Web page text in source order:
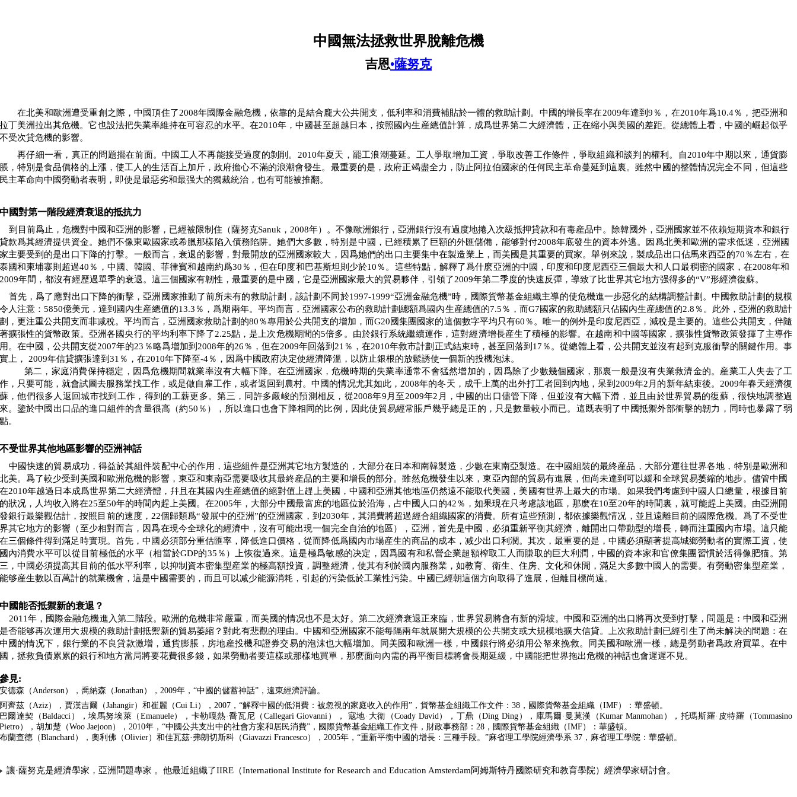
中國無法拯救世界脫離危機
吉恩•薩努克
在北美和歐洲遭受重創之際，中國頂住了2008年國際金融危機，依靠的是結合龐大公共開支，低利率和消費補貼於一體的救助計劃。中國的增長率在2009年達到9 ％，在2010年爲10.4％，把亞洲和
丁美洲拉出其危機。它也設法把失業率維持在可容忍的水平。在2010年，中國甚至超越日本，按照國內生産總值計算，成爲世界第二大經濟體，正在縮小與美國的差距。從總體上看，中國的崛起似乎
受次貸危機的影響。
再仔細一看，真正的問題擺在前面。中國工人不再能接受過度的剝削。 2010年夏天，罷工浪潮蔓延。工人爭取增加工資，爭取改善工作條件，爭取組織和談判的權利。自2010年中期以來，通貨膨
，特別是食品價格的上漲，使工人的生活百上加斤，政府擔心不滿的浪潮會發生。最重要的是，政府正竭盡全力，防止阿拉伯國家的任何民主革命蔓延到這裏。雖然中國的整體情况完全不同，但這些
主革命向中國勞動者表明，即使是最惡劣和最强大的獨裁統治，也有可能被推翻。
國對第一階段經濟衰退的抵抗力
到目前爲止，危機對中國和亞洲的影響，已經被限制住（薩努克Sanuk ， 2008年）。不像歐洲銀行，亞洲銀行沒有過度地捲入次級抵押貸款和有毒産品中。除韓國外，亞洲國家並不依賴短期資本和銀行
款爲其經濟提供資金。她們不像東歐國家或希臘那樣陷入債務陷阱。她們大多數，特別是中國，已經積累了巨額的外匯儲備，能够對付2008年底發生的資本外逃。因爲北美和歐洲的需求低迷，亞洲國
主要受到的是出口下降的打擊。一般而言，衰退的影響，對最開放的亞洲國家較大，因爲她們的出口主要集中在製造業上，而美國是其重要的買家。舉例來說，製成品出口佔馬來西亞的70 ％左右，在
國和柬埔寨則超過40 ％，中國、韓國、菲律賓和越南約爲30 ％，但在印度和巴基斯坦則少於10 ％。這些特點，解釋了爲什麽亞洲的中國，印度和印度尼西亞三個最大和人口最稠密的國家，在2008年和
年間，都沒有經歷過單季的衰退。這三個國家有韌性，最重要的是中國，它是亞洲國家最大的貿易夥伴，引領了2009年第二季度的快速反彈，導致了比世界其它地方强得多的“V”形經濟復蘇。
首先，爲了應對出口下降的衝擊，亞洲國家推動了前所未有的救助計劃，該計劃不同於1997-1999“亞洲金融危機”時，國際貨幣基金組織主導的使危機進一步惡化的結構調整計劃。中國救助計劃的規模
人注意： 5850億美元，達到國內生産總值的13.3 ％，爲期兩年。平均而言，亞洲國家公布的救助計劃總額爲國內生産總值的7.5 ％，而G7國家的救助總額只佔國內生産總值的2.8 ％。此外，亞洲的救助計
，更注重公共開支而非减稅。平均而言，亞洲國家救助計劃的80 ％專用於公共開支的增加，而G20國集團國家的這個數字平均只有60 ％。唯一的例外是印度尼西亞，減稅是主要的。這些公共開支，伴隨
擴張性的貨幣政策。亞洲各國央行的平均利率下降了2.25點，是上次危機期間的5倍多。由於銀行系統繼續運作，這對經濟增長産生了積極的影響。在越南和中國等國家，擴張性貨幣政策發揮了主導作
。在中國，公共開支從2007年的23 ％略爲增加到 2008年的26 ％，但在2009年回落到 21 ％，在2010年救市計劃正式結束時，甚至回落到 17 ％。從總體上看，公共開支並沒有起到克服衝擊的關鍵作用。事
上，
2009年信貸擴張達到 31 ％，在2010年下降至-4％，因爲中國政府决定使經濟降溫，以防止銀根的放鬆誘使一個新的投機泡沫。
第二，家庭消費保持穩定，因爲危機期間就業率沒有大幅下降。在亞洲國家，危機時期的失業率通常不會猛然增加的，因爲除了少數幾個國家，那裏一般是沒有失業救濟金的。産業工人失去了工
，只要可能，就會試圖去服務業找工作，或是做自雇工作，或者返回到農村。中國的情况尤其如此， 2008年的冬天，成千上萬的出外打工者回到內地，呆到 2009年2 月的新年結束後。 2009年春天經濟復
，他們很多人返回城市找到工作，得到的工薪更多。第三，同許多嚴峻的預測相反，從2008年9 月至2009年2 月，中國的出口儘管下降，但並沒有大幅下滑，並且由於世界貿易的復蘇，很快地調整過
。鑒於中國出口品的進口組件的含量很高（約50 ％），所以進口也會下降相同的比例，因此使貿易經常賬戶幾乎總是正的，只是數量較小而已。這既表明了中國抵禦外部衝擊的韌力，同時也暴露了弱
。
受世界其他地區影響的亞洲神話
中國快速的貿易成功，得益於其組件裝配中心的作用，這些組件是亞洲其它地方製造的，大部分在日本和南韓製造，少數在東南亞製造。在中國組裝的最終産品，大部分運往世界各地，特別是歐洲和
美。爲了較少受到美國和歐洲危機的影響，東亞和東南亞需要吸收其最終産品的主要和增長的部分。雖然危機發生以來，東亞內部的貿易有進展，但尚未達到可以緩和全球貿易萎縮的地步。儘管中國
2010年越過日本成爲世界第二大經濟體，幷且在其國內生産總值的絕對值上趕上美國，中國和亞洲其他地區仍然遠不能取代美國，美國有世界上最大的市場。如果我們考慮到中國人口總量，根據目前
狀况，人均收入將在25至50年的時間內趕上美國。在2005年，大部分中國最富庶的地區位於沿海，占中國人口的42 ％，如果現在只考慮該地區，那麽在10至20年的時間裏，就可能趕上美國。由亞洲開
銀行最樂觀估計，按照目前的速度， 22個歸類爲“發展中的亞洲”的亞洲國家，到 2030年，其消費將超過經合組織國家的消費。所有這些預測，都依據樂觀情况，並且遠離目前的國際危機。爲了不受世
其它地方的影響（至少相對而言，因爲在現今全球化的經濟中，沒有可能出現一個完全自治的地區），亞洲，首先是中國，必須重新平衡其經濟，離開出口帶動型的增長，轉而注重國內市場。這只能
三個條件得到滿足時實現。首先，中國必須部分重估匯率，降低進口價格，從而降低爲國內市場産生的商品的成本，减少出口利潤。其次，最重要的是，中國必須顯著提高城鄉勞動者的實際工資，使
內消費水平可以從目前極低的水平（相當於GDP的35 ％）上恢復過來。這是極爲敏感的决定，因爲國有和私營企業超額榨取工人而賺取的巨大利潤，中國的資本家和官僚集團習慣於活得像肥猫。第
，中國必須提高其目前的低水平利率，以抑制資本密集型産業的極高額投資，調整經濟，使其有利於國內服務業，如教育、衛生、住房、文化和休閒，滿足大多數中國人的需要。有勞動密集型産業，
够産生數以百萬計的就業機會，這是中國需要的，而且可以减少能源消耗，引起的污染低於工業性污染。中國已經朝這個方向取得了進展，但離目標尚遠。
國能否抵禦新的衰退？
2011年，國際金融危機進入第二階段。歐洲的危機非常嚴重，而美國的情况也不是太好。第二次經濟衰退正來臨，世界貿易將會有新的滑坡。中國和亞洲的出口將再次受到打擊，問題是：中國和亞洲
否能够再次運用大規模的救助計劃抵禦新的貿易萎縮？對此有悲觀的理由。中國和亞洲國家不能每隔兩年就展開大規模的公共開支或大規模地擴大信貸。上次救助計劃已經引生了尚未解决的問題：在
國的情况下，銀行業的不良貸款激增，通貨膨脹，房地産投機和證券交易的泡沫也大幅增加。同美國和歐洲一樣，中國銀行將必須用公帑來挽救。同美國和歐洲一樣，總是勞動者爲政府買單。在中
，拯救負債累累的銀行和地方當局將要花費很多錢，如果勞動者要這樣或那樣地買單，那麽面向內需的再平衡目標將會長期延緩，中國能把世界拖出危機的神話也會遲遲不見。
見:
德森（Anderson），喬納森（Jonathan）， 2009年，“中國的儲蓄神話”，遠東經濟評論。
齊茲（ Aziz），賈漢吉爾（Jahangir）和崔麗（Cui Li ）， 2007，“解釋中國的低消費：被忽視的家庭收入的作用”，貨幣基金組織工作文件： 38，國際貨幣基金組織（IMF）：華盛頓。
爾達契（Baldacci ），埃馬努埃萊（ Emanuele），卡勒嘎熱·喬瓦尼（ Callegari Giovanni ）， 寇地·大衛（Coady David ），丁鼎（Ding Ding ），庫馬爾·曼莫漢（Kumar Manmohan ），托瑪斯羅·皮特羅（Tommasino
），胡加楚（Woo Jaejoon ）， 2010年，“中國公共支出中的社會方案和居民消費”，國際貨幣基金組織工作文件，財政事務部： 28，國際貨幣基金組織（IMF）：華盛頓。
蘭查德（Blanchard ），奧利佛（Olivier）和佳瓦茲·弗朗切斯科（Giavazzi Francesco）， 2005年，“重新平衡中國的增長：三種手段。”麻省理工學院經濟學系 37，麻省理工學院：華盛頓。
讓·薩努克是經濟學家，亞洲問題專家 。他最近組織了IIRE（International Institute for Research and Education Amsterdam阿姆斯特丹國際研究和教育學院）經濟學家研討會。